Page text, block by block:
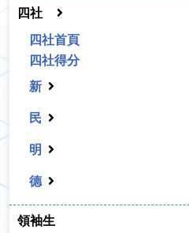
四社
四社首頁
四社得分
新
民
明
德
領袖生